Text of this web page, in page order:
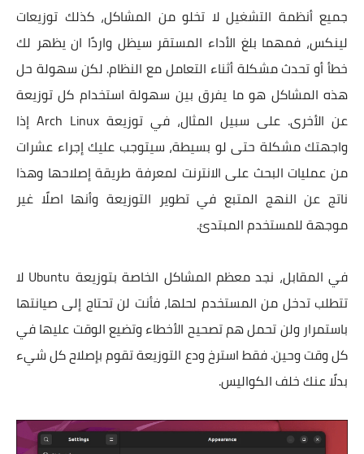
جميع أنظمة التشغيل لا تخلو من المشاكل، كذلك توزيعات
لينكس، فمهما بلغ الأداء المستقر سيظل واردًا ان يظهر لك
خطأ أو تحدث مشكلة أثناء التعامل مع النظام. لكن سهولة حل
هذه المشاكل هو ما يفرق بين سهولة استخدام كل توزيعة
عن الأخرى. على سبيل المثال، في توزيعة Arch Linux إذا
واجهتك مشكلة حتى لو بسيطة، سيتوجب عليك إجراء عشرات
من عمليات البحث على الانترنت لمعرفة طريقة إصلاحها وهذا
ناتج عن النهج المتبع في تطوير التوزيعة وأنها اصلًا غير
موجهة للمستخدم المبتدئ.
في المقابل، نجد معظم المشاكل الخاصة بتوزيعة Ubuntu لا
تتطلب تدخل من المستخدم لحلها، فأنت لن تحتاج إلى صيانتها
باستمرار ولن تحمل هم تصحيح الأخطاء وتضيع الوقت عليها في
كل وقت وحين. فقط استرخ ودع التوزيعة تقوم بإصلاح كل شيء
بدلًا عنك خلف الكواليس.